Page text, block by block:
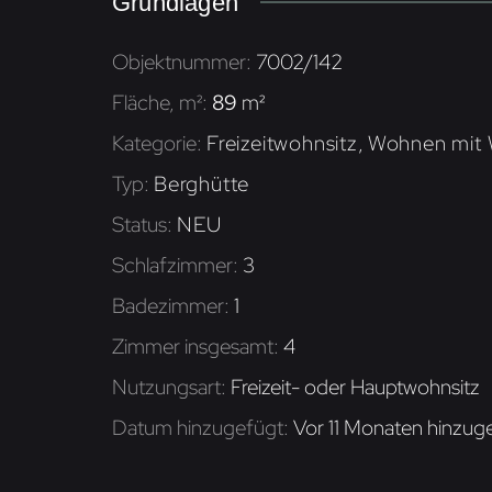
Objektnummer: 7002/142
Fläche, m²: 89 m²
Kategorie: Freizeitwohnsitz, Wohnen mit
Typ: Berghütte
Status: NEU
Schlafzimmer: 3
Badezimmer: 1
Zimmer insgesamt: 4
Nutzungsart: Freizeit- oder Hauptwohnsitz
Datum hinzugefügt: Vor 11 Monaten